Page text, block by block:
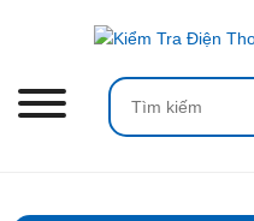
Search
for: